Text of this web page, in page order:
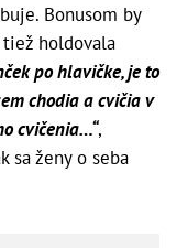
Bonusom by
holdovala
po hlavičke, je to
chodia a cvičia v
cvičenia…“,
sa ženy o seba